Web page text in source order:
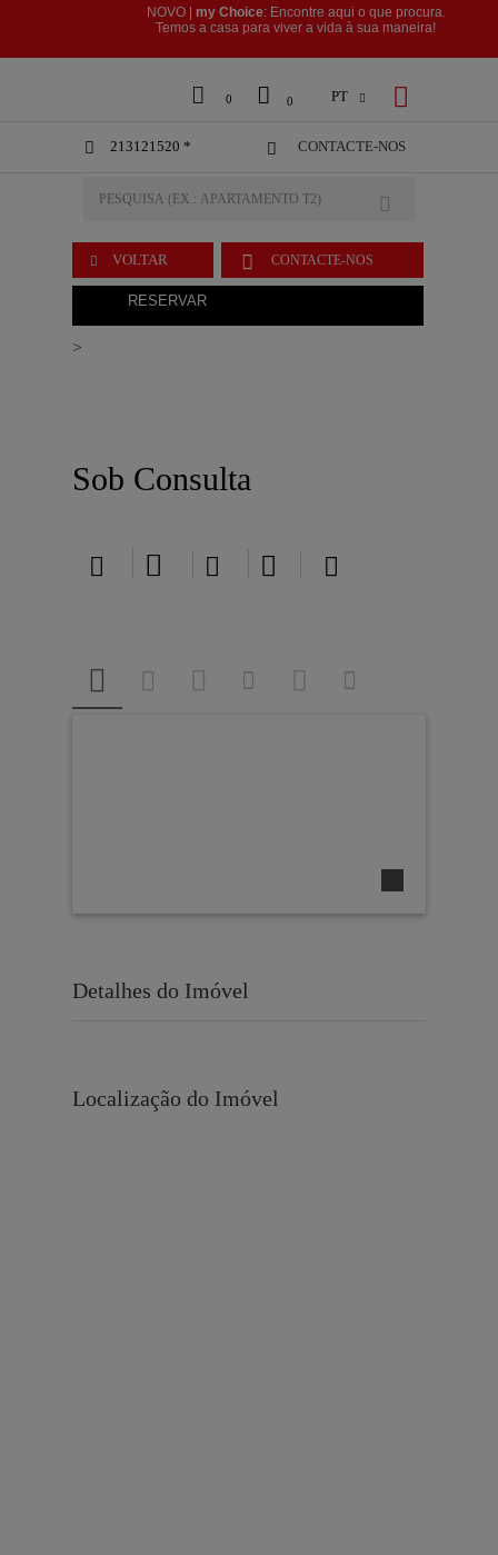
PT  
CONTACTE-NOS
 0  0
 213121520 * 
NOVO | my Choice: Encontre aqui o que procura.
​​​​​​​Temos a casa para viver a vida à sua maneira!
>
Sob Consulta
    
Detalhes do Imóvel
Localização do Imóvel
 VOLTAR  CONTACTE-NOS
RESERVAR